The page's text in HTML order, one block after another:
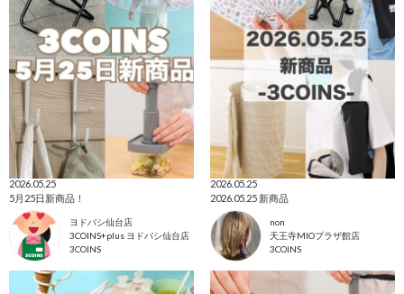
2026.05.25
5月25日新商品！
ヨドバシ仙台店
3COINS+plus ヨドバシ仙台店
3COINS
2026.05.25
2026.05.25 新商品
non
天王寺MIOプラザ館店
3COINS